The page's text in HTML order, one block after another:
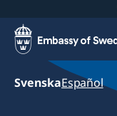
SvenskaEspañol